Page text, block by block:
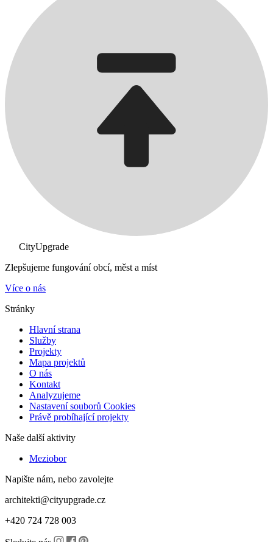
CityUpgrade
Zlepšujeme fungování obcí, měst a míst
Více o nás
Stránky
Hlavní strana
Služby
Projekty
Mapa projektů
O nás
Kontakt
Analyzujeme
Nastavení souborů Cookies
Právě probíhající projekty
Naše další aktivity
Meziobor
Napište nám, nebo zavolejte
architekti@cityupgrade.cz
+420 724 728 003